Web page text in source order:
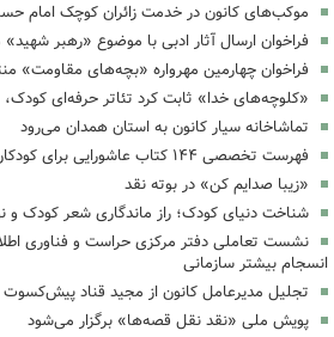
موکب‌های کانون در خدمت زائران کوچک امام
فراخوان ارسال آثار ادبی با موضوع «رهبر
فراخوان چهارمین مهرواره «بچه‌های مقاومت»
«کلوچه‌های خدا» ثابت کرد تئاتر حرفه‌ای
تماشاخانه سیار کانون به استان همدان می‌رود
فهرست تخصصی ۱۴۴ کتاب عاشورایی برای کودکان و نوجوانان منتشر شد
«زیبا صدایم کن» در بوته نقد
شناخت دنیای کودک؛ راز ماندگاری شعر کودک و
نشست تعاملی دفتر مرکزی حراست و فناوری
انسجام بیشتر سازمانی
تجلیل مدیرعامل کانون از مجید قناد پیش‌کسوت
پویش ملی «نقد نقل قصه‌ها» برگزار می‌شود